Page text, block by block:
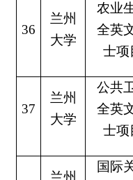
36
兰州
大学
农业
全英
士项
37
兰州
大学
公共
全英
士项
兰州
国际